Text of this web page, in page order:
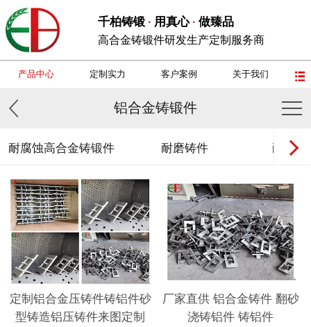
千柏铸锻· 用真心· 做臻品
高合金铸锻件研发生产定制服务商
产品中心 定制实力 客户案例 关于我们
铝合金铸锻件
耐腐蚀高合金铸锻件 耐磨铸件 耐热钢
定制铝合金压铸件铸铝件砂
型铸造铝压铸件来图定制
厂家直供 铝合金铸件 翻砂
浇铸铝件 铸铝件